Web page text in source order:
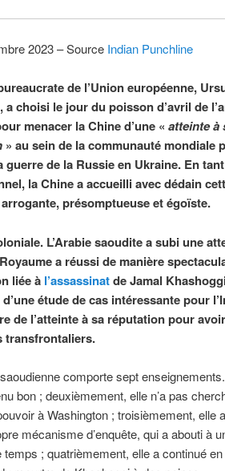
2023 – Source Indian Punchline
de l’Union européenne,
a choisi le jour du poisson d’avril de
menacer la Chine d’une «atteinte à
» au sein de la communauté mondiale
guerre de la Russie en Ukraine. En
la Chine a accueilli avec dédain
présomptueuse et égoïste.
L’Arabie saoudite a subi une
a réussi de manière
liée à l’assassinatde Jamal
étude de cas intéressante pour
de l’atteinte à sa réputation pour avoir
transfrontaliers.
comporte sept enseignements.
bon ; deuxièmement, elle n’a pas
à Washington ; troisièmement, elle
mécanisme d’enquête, qui a abouti à
; quatrièmement, elle a continué en